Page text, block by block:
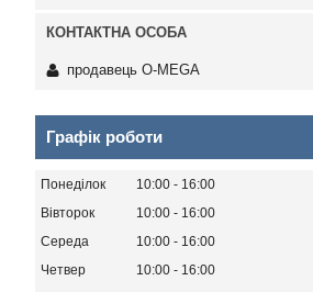
продавець O-MEGA
Графік роботи
Понеділок 10:00
16:00
Вівторок
10:00
16:00
Середа
10:00
16:00
Четвер
10:00
16:00